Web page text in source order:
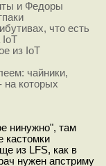
и Федоры
что есть
IoT
из IoT
чайники,
на которых
нинужно", там
кастомки
из LFS, как в
нужен апстриму